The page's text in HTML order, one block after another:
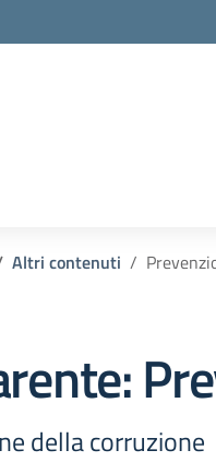
Altri contenuti
della corruzione